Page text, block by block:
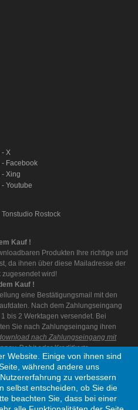
Kauf !
Produkten Ihre richtige und
da ihnen über diese Mailadresse der
zugesendet wird!
Kauf !
eine Bestätigungsmail mit den
Nach dem Zahlungseingang
bis 2 Werktagen versendet. Bei
Sie nach Zahlungseingang ihren
nach Zahlungseingang mit
Debit oder Kreditkarte.
Website. Einige von ihnen sind
während andere uns
zu verbessern
selbst entscheiden, ob Sie die
beachten Sie, dass bei einer